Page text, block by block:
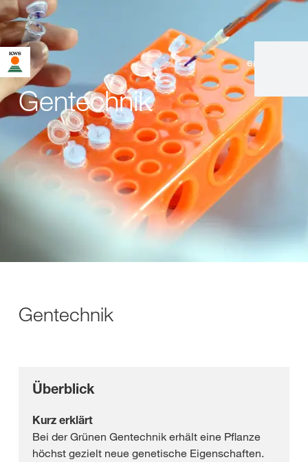
en
Gentechnik
Gentechnik
Überblick
Kurz erklärt
Bei der Grünen Gentechnik erhält eine Pflanze
höchst gezielt neue genetische Eigenschaften.